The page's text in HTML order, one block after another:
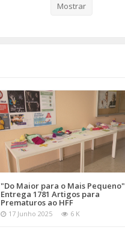
Mostrar
"Do Maior para o Mais Pequeno"
Entrega 1781 Artigos para
Prematuros ao HFF
17 Junho 2025 6 K